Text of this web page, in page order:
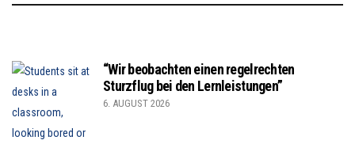
“Wir beobachten einen regelrechten
Sturzflug bei den Lernleistungen”
6. AUGUST 2026